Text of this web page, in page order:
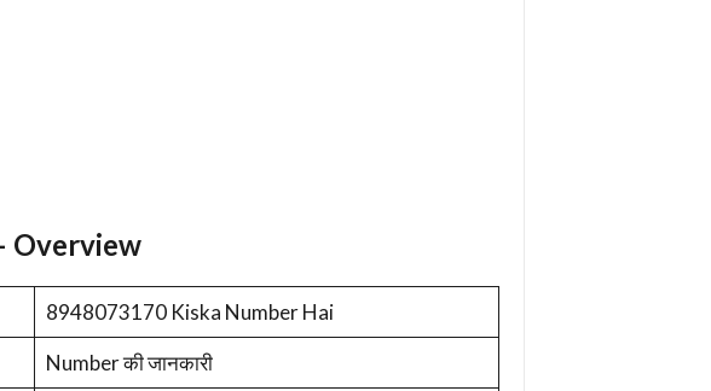
Overview
8948073170 Kiska Number Hai
Number की जानकारी